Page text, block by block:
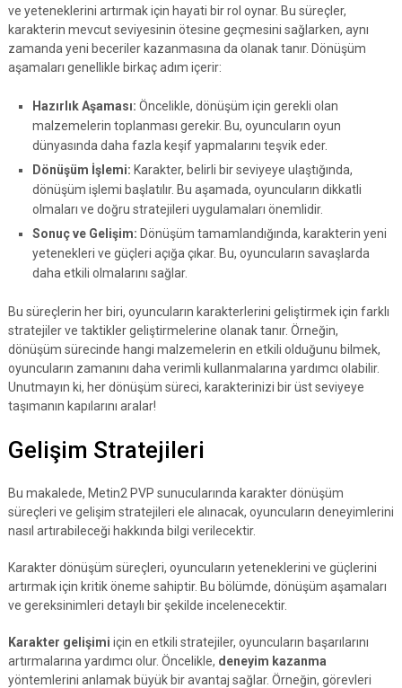
ve yeteneklerini artırmak için hayati bir rol oynar. Bu süreçler,
karakterin mevcut seviyesinin ötesine geçmesini sağlarken, aynı
zamanda yeni beceriler kazanmasına da olanak tanır. Dönüşüm
aşamaları genellikle birkaç adım içerir:
Hazırlık Aşaması: Öncelikle, dönüşüm için gerekli olan
malzemelerin toplanması gerekir. Bu, oyuncuların oyun
dünyasında daha fazla keşif yapmalarını teşvik eder.
Dönüşüm İşlemi: Karakter, belirli bir seviyeye ulaştığında,
dönüşüm işlemi başlatılır. Bu aşamada, oyuncuların dikkatli
olmaları ve doğru stratejileri uygulamaları önemlidir.
Sonuç ve Gelişim: Dönüşüm tamamlandığında, karakterin yeni
yetenekleri ve güçleri açığa çıkar. Bu, oyuncuların savaşlarda
daha etkili olmalarını sağlar.
Bu süreçlerin her biri, oyuncuların karakterlerini geliştirmek için farklı
stratejiler ve taktikler geliştirmelerine olanak tanır. Örneğin,
dönüşüm sürecinde hangi malzemelerin en etkili olduğunu bilmek,
oyuncuların zamanını daha verimli kullanmalarına yardımcı olabilir.
Unutmayın ki, her dönüşüm süreci, karakterinizi bir üst seviyeye
taşımanın kapılarını aralar!
Gelişim Stratejileri
Bu makalede, Metin2 PVP sunucularında karakter dönüşüm
süreçleri ve gelişim stratejileri ele alınacak, oyuncuların deneyimlerini
nasıl artırabileceği hakkında bilgi verilecektir.
Karakter dönüşüm süreçleri, oyuncuların yeteneklerini ve güçlerini
artırmak için kritik öneme sahiptir. Bu bölümde, dönüşüm aşamaları
ve gereksinimleri detaylı bir şekilde incelenecektir.
Karakter gelişimi için en etkili stratejiler, oyuncuların başarılarını
artırmalarına yardımcı olur. Öncelikle, deneyim kazanma
yöntemlerini anlamak büyük bir avantaj sağlar. Örneğin, görevleri